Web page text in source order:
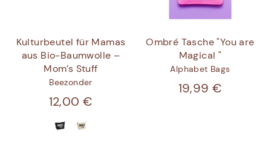
Kulturbeutel für Mamas
aus Bio-Baumwolle –
Mom’s Stuff
Beezonder
12,00 €
Ombré Tasche "You are
Magical "
Alphabet Bags
19,99 €